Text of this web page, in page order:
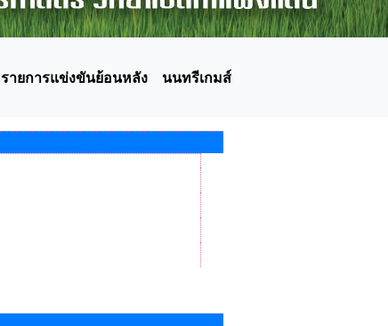
รายการแข่งขันย้อนหลัง นนทรีเกมส์